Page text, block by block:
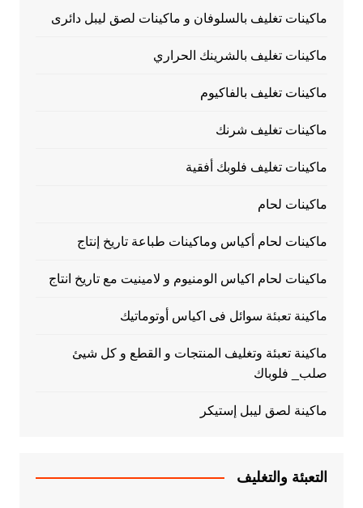
ماكينات تغليف بالسلوفان و ماكينات لصق ليبل دائرى
ماكينات تغليف بالشرينك الحراري
ماكينات تغليف بالفاكيوم
ماكينات تغليف شرنك
ماكينات تغليف فلوبك أفقية
ماكينات لحام
ماكينات لحام أكياس وماكينات طباعة تاريخ إنتاج
ماكينات لحام اكياس الومنيوم و لامينيت مع تاريخ انتاج
ماكينة تعبئة سوائل فى اكياس أوتوماتيك
ماكينة تعبئة وتغليف المنتجات و القطع و كل شيئ
صلب_ فلوباك
ماكينة لصق ليبل إستيكر
التعبئة والتغليف